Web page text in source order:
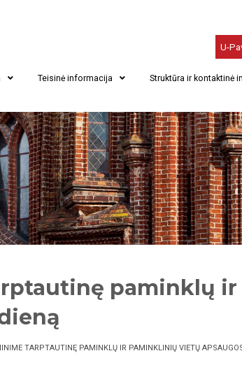
U-
Teisinė informacija Struktūra ir kontaktinė
paminklų
TARPTAUTINĘ PAMINKLŲ IR PAMINKLINIŲ VIETŲ